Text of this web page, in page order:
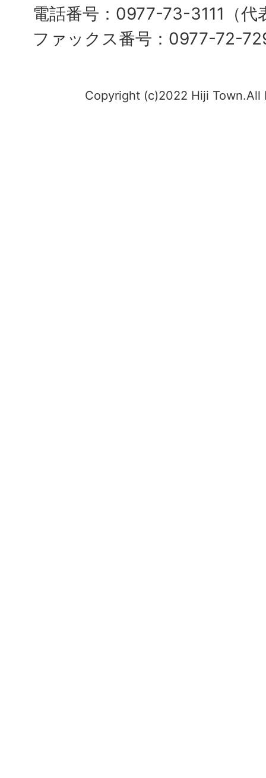
電話番号：0977-73-3111（代
ファックス番号：0977-72-
Copyright (c)2022 Hiji Town.All